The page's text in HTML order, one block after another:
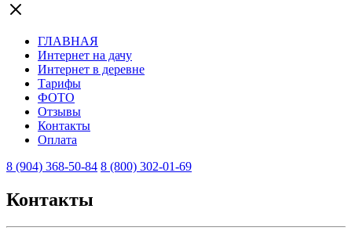
ГЛАВНАЯ
Интернет на дачу
Интернет в деревне
Тарифы
ФОТО
Отзывы
Контакты
Оплата
8 (904) 368-50-84 8 (800) 302-01-69
Контакты